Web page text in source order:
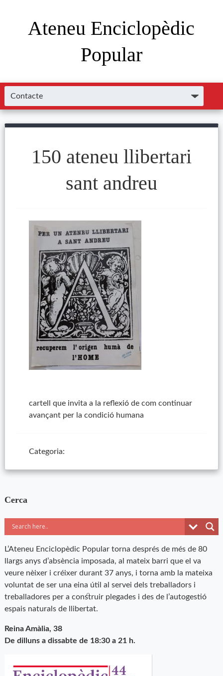
Ateneu Enciclopèdic
Popular
150 ateneu llibertari
sant andreu
cartell que invita a la reflexió de com continuar
avançant per la condició humana
Categoria:
Cerca
L’Ateneu Enciclopèdic Popular torna després de més de 80
llargs anys d’absència imposada, al mateix barri que el va
veure nèixer i créixer durant 37 anys, i torna amb la mateixa
voluntat de ser una eina útil al servei dels treballadors i
treballadores per a construir plegades i des de l’autogestió
espais naturals de llibertat.
Reina Amàlia, 38
De dilluns a dissabte de 18:30 a 21 h.